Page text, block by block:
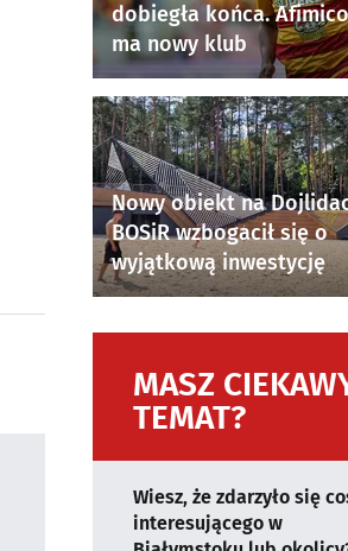
dobiegła końca.
ma nowy klub
Nowy obiekt na
BOSiR wzbogacił się o
wyjątkową inwestycję
MASZ
TEMAT?
Wiesz, że zdarzyło się
interesującego w